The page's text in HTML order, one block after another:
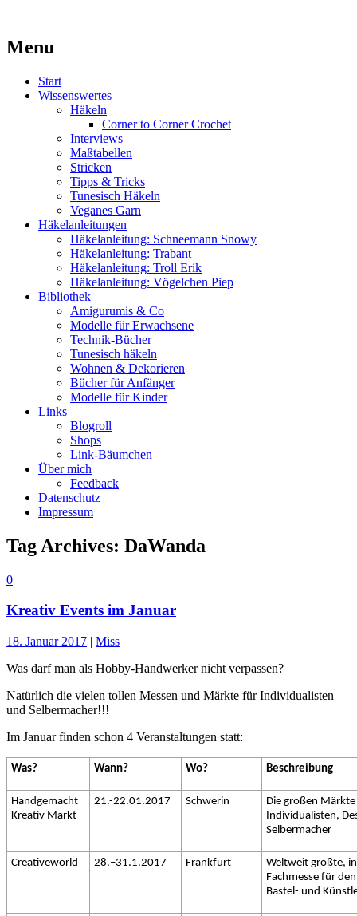
MissKnitness
Kaufst du noch oder strickst du schon?
Menu
Skip
Start
Wissenswertes
Häkeln
Corner to Corner Crochet
Interviews
Maßtabellen
Stricken
Tipps & Tricks
Tunesisch Häkeln
Veganes Garn
Häkelanleitungen
Häkelanleitung: Schneemann Snowy
Häkelanleitung: Trabant
Häkelanleitung: Troll Erik
Häkelanleitung: Vögelchen Piep
Bibliothek
Amigurumis & Co
Modelle für Erwachsene
Technik-Bücher
Tunesisch häkeln
Wohnen & Dekorieren
Bücher für Anfänger
Modelle für Kinder
Links
Blogroll
Shops
Link-Bäumchen
Über mich
Feedback
Datenschutz
Impressum
Tag Archives: DaWanda
0
Kreativ Events im Januar
18. Januar 2017 | Miss
Was darf man als Hobby-Handwerker nicht verpassen?
Natürlich die vielen tollen Messen und Märkte für Individualisten
und Selbermacher!!!
Im Januar finden schon 4 Veranstaltungen statt:
Was? Wann? Wo? Beschreibung
Handgemacht
Kreativ Markt
21.-22.01.2017 Schwerin
Die großen
Individualisten,
Selbermacher
Creativeworld 28.–31.1.2017 Frankfurt
Weltweit größte,
Fachmesse für
Bastel- und